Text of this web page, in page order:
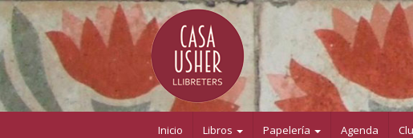
Inicio Libros Papelería Agenda